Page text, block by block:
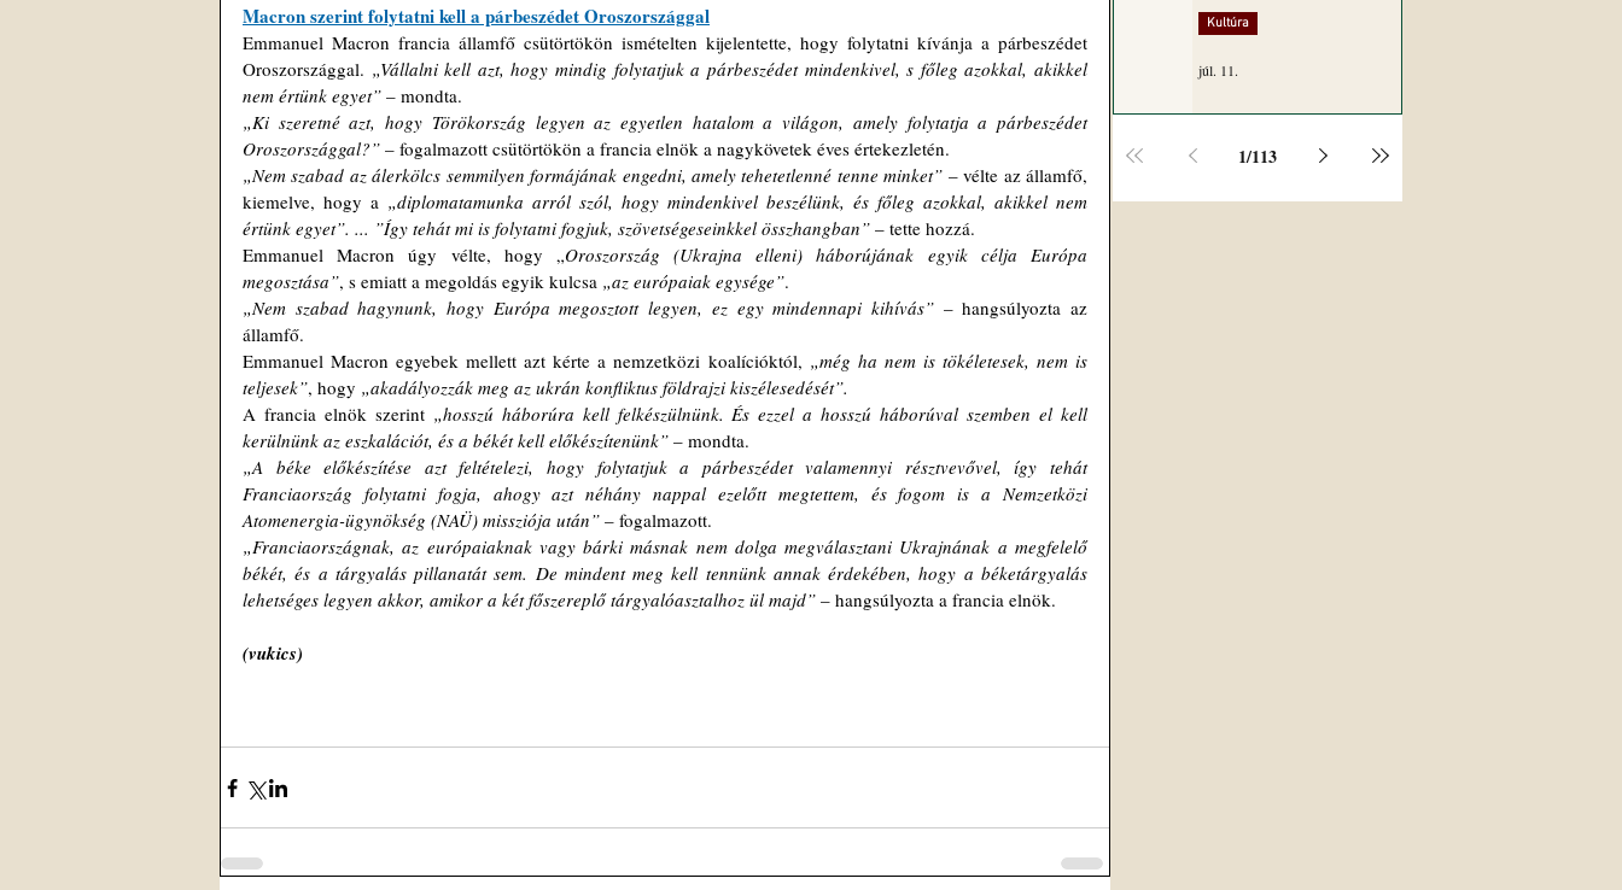
Macron szerint folytatni kell a párbeszédet Oroszországgal
Emmanuel Macron francia államfő csütörtökön ismételten kijelentette, hogy folytatni kívánja a párbeszédet
Oroszországgal. „Vállalni kell azt, hogy mindig folytatjuk a párbeszédet mindenkivel, s főleg azokkal, akikkel
nem értünk egyet” – mondta.
„Ki szeretné azt, hogy Törökország legyen az egyetlen hatalom a világon, amely folytatja a párbeszédet
Oroszországgal?” – fogalmazott csütörtökön a francia elnök a nagykövetek éves értekezletén.
„Nem szabad az álerkölcs semmilyen formájának engedni, amely tehetetlenné tenne minket” – vélte az államfő,
kiemelve, hogy a „diplomatamunka arról szól, hogy mindenkivel beszélünk, és főleg azokkal, akikkel nem
értünk egyet”. ... ”Így tehát mi is folytatni fogjuk, szövetségeseinkkel összhangban” – tette hozzá.
Emmanuel Macron úgy vélte, hogy „Oroszország (Ukrajna elleni) háborújának egyik célja Európa
megosztása”, s emiatt a megoldás egyik kulcsa „az európaiak egysége”.
„Nem szabad hagynunk, hogy Európa megosztott legyen, ez egy mindennapi kihívás” – hangsúlyozta az
államfő.
Emmanuel Macron egyebek mellett azt kérte a nemzetközi koalícióktól, „még ha nem is tökéletesek, nem is
teljesek”, hogy „akadályozzák meg az ukrán konfliktus földrajzi kiszélesedését”.
A francia elnök szerint „hosszú háborúra kell felkészülnünk. És ezzel a hosszú háborúval szemben el kell
kerülnünk az eszkalációt, és a békét kell előkészítenünk” – mondta.
„A béke előkészítése azt feltételezi, hogy folytatjuk a párbeszédet valamennyi résztvevővel, így tehát
Franciaország folytatni fogja, ahogy azt néhány nappal ezelőtt megtettem, és fogom is a Nemzetközi
Atomenergia-ügynökség (NAÜ) missziója után” – fogalmazott.
„Franciaországnak, az európaiaknak vagy bárki másnak nem dolga megválasztani Ukrajnának a megfelelő
békét, és a tárgyalás pillanatát sem. De mindent meg kell tennünk annak érdekében, hogy a béketárgyalás
lehetséges legyen akkor, amikor a két főszereplő tárgyalóasztalhoz ül majd” – hangsúlyozta a francia elnök.
(vukics)
Kultúra
júl. 11.
1/113